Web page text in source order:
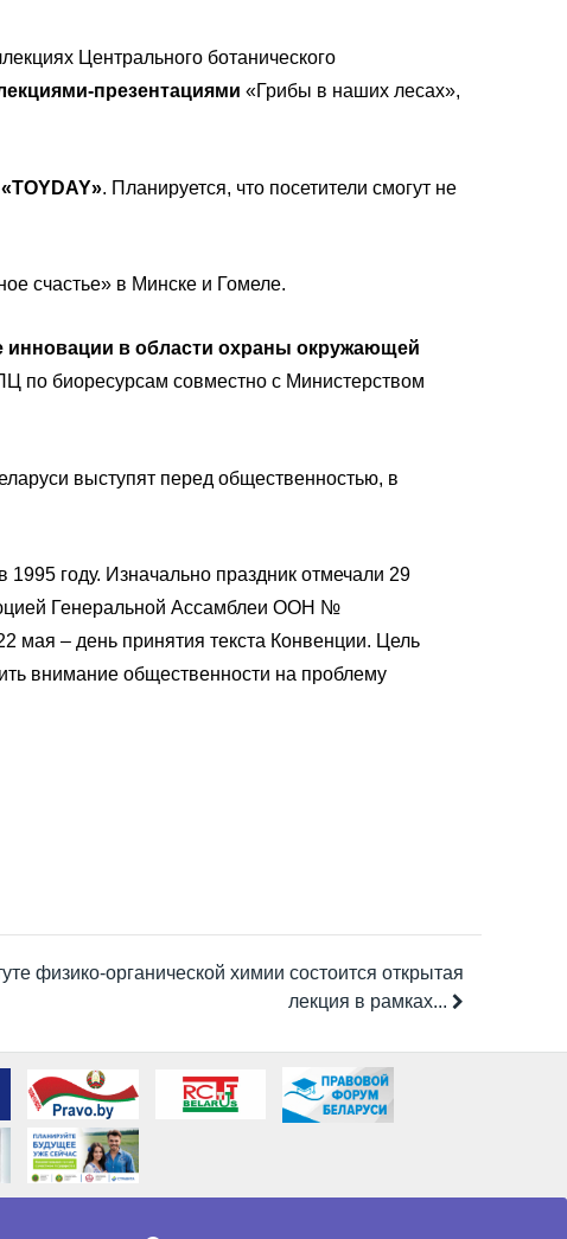
Центрального ботанического
презентациями «Грибы в наших лесах»,
. Планируется, что посетители смогут не
счастье» в Минске и Гомеле.
инновации в области охраны окружающей
по биоресурсам совместно с Министерством
выступят перед общественностью, в
году. Изначально праздник отмечали 29
Генеральной Ассамблеи ООН №
мая – день принятия текста Конвенции. Цель
внимание общественности на проблему
физико-органической химии состоится открытая
лекция в рамках...